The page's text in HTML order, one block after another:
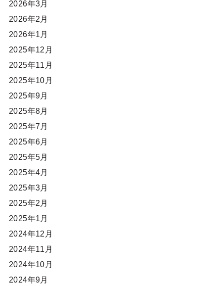
2026年3月
2026年2月
2026年1月
2025年12月
2025年11月
2025年10月
2025年9月
2025年8月
2025年7月
2025年6月
2025年5月
2025年4月
2025年3月
2025年2月
2025年1月
2024年12月
2024年11月
2024年10月
2024年9月